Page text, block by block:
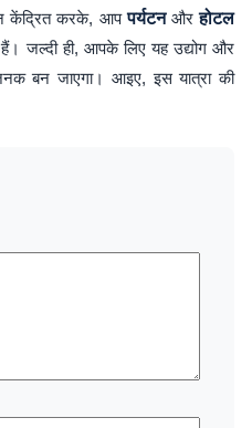
केंद्रित करके, आपपर्यटनऔरहोटल
जल्दी ही, आपके लिए यह उद्योग और
बन जाएगा। आइए, इस यात्रा की